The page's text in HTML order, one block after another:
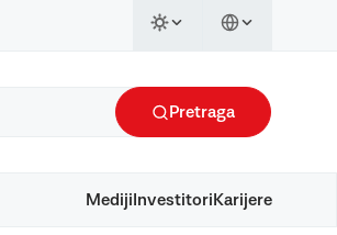
Pretraga
Mediji Investitori Karijere